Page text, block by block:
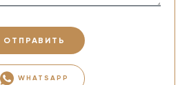
ОТПРАВИТЬ
WHATSAPP